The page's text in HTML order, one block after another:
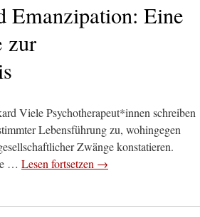
Emanzipation: Eine
zur
Viele Psychotherapeut*innen schreiben
Lebensführung zu, wohingegen
Zwänge konstatieren.
… Lesen fortsetzen →